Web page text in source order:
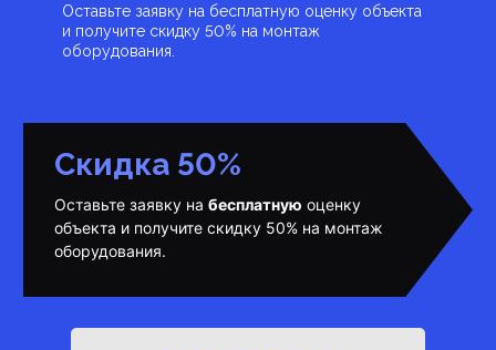
Оставьте заявку на бесплатную оценку объекта
и получите скидку 50% на монтаж
оборудования.
Скидка 50%
Оставьте заявку на бесплатную оценку
объекта и получите скидку 50% на монтаж
оборудования.